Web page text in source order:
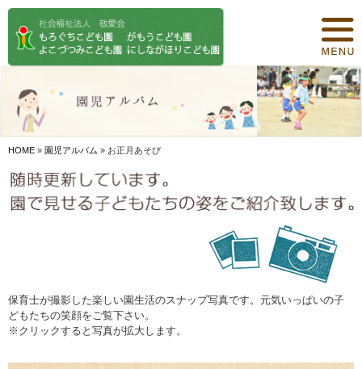
HOME » 園児アルバム » お正月あそび
保育士が撮影した楽しい園生活のスナップ写真です。元気いっぱいの子
どもたちの笑顔をご覧下さい。
※クリックすると写真が拡大します。
保育について
食事について
オリジナル保育
年間行事
お知らせ